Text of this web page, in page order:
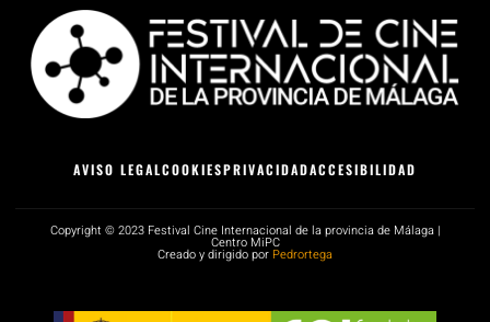
AVISO LEGALCOOKIESPRIVACIDADACCESIBILIDAD
Copyright © 2023 Festival Cine Internacional de la provincia de Málaga |
Centro MiPC
Creado y dirigido por Pedrortega